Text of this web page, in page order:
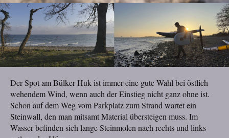
Der Spot am Bülker Huk ist immer eine gute Wahl bei östlich
wehendem Wind, wenn auch der Einstieg nicht ganz ohne ist.
Schon auf dem Weg vom Parkplatz zum Strand wartet ein
Steinwall, den man mitsamt Material übersteigen muss. Im
Wasser befinden sich lange Steinmolen nach rechts und links